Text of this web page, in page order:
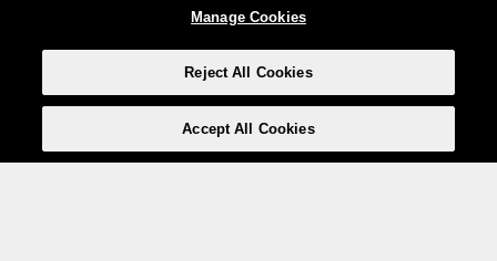
Manage Cookies
Reject All Cookies
Accept All Cookies